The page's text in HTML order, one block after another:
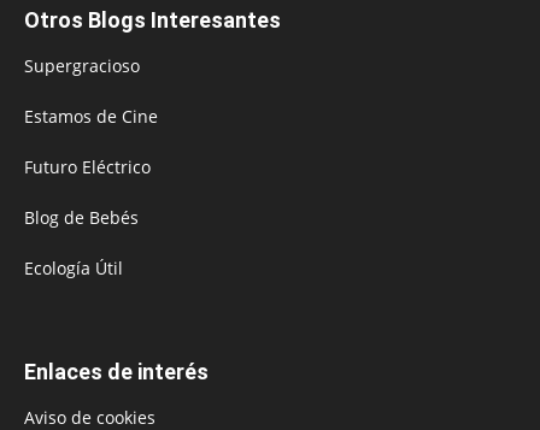
Otros Blogs Interesantes
Supergracioso
Estamos de Cine
Futuro Eléctrico
Blog de Bebés
Ecología Útil
Enlaces de interés
Aviso de cookies